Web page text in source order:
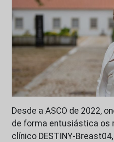
Desde a ASCO de 2022,
de forma entusiástica os
clínico DESTINY-